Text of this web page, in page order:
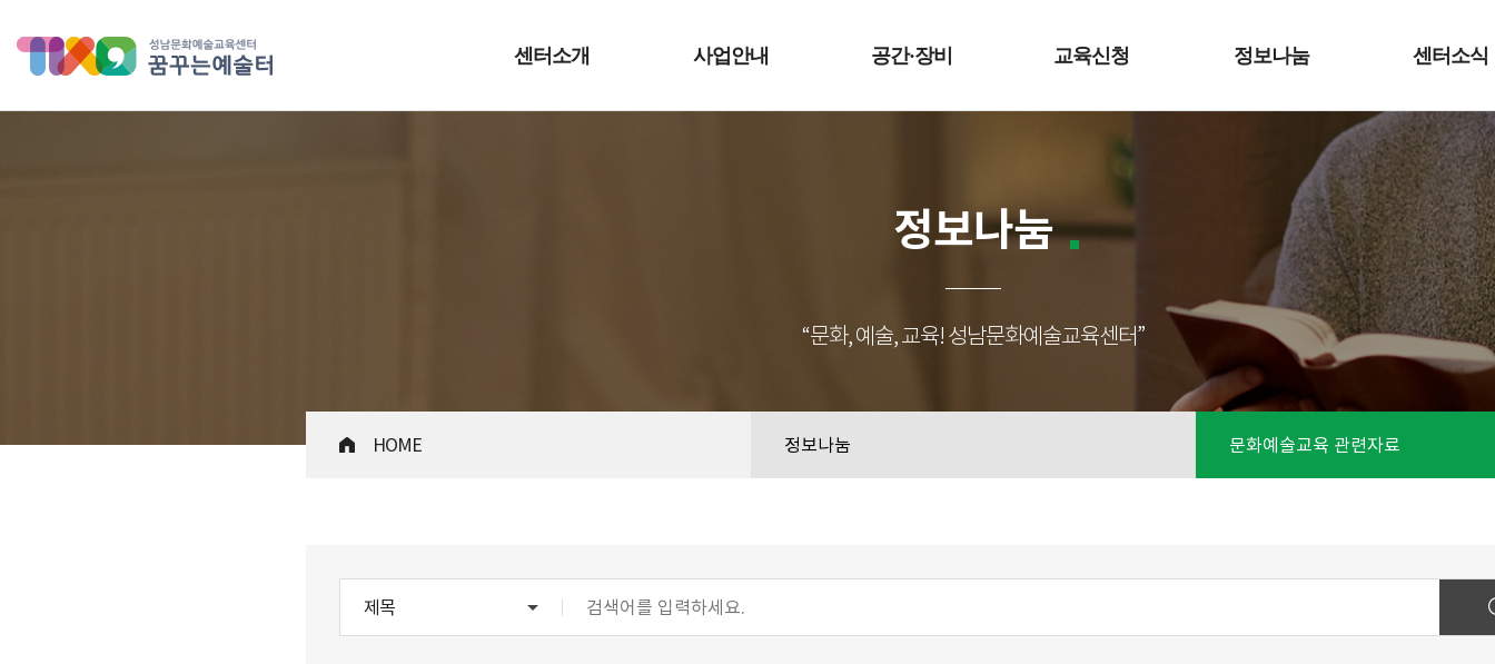
성남문화예술교육센터 꿈꾸는 예술터센터소개 사업안내 공간·장비 교육신청 정보나눔 센터소식
정보나눔
“문화, 예술, 교육! 성남문화예술교육센터”
HOME 정보나눔 문화예술교육 관련자료
제목